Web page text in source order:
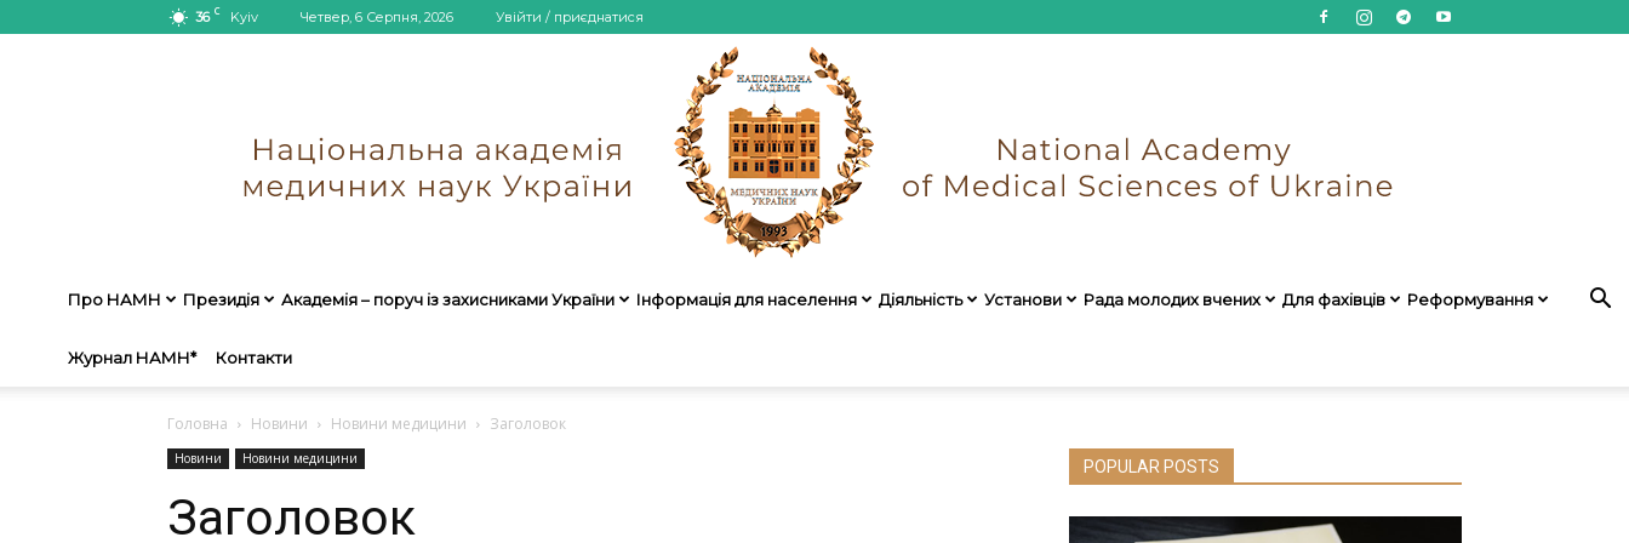
36 C Kyiv Четвер, 6 Серпня, 2026 Увійти / приєднатися
Про НАМН Президія Академія – поруч із захисниками України Інформація для населення Діяльність Установи Рада молодих вчених Для фахівців Реформування
Журнал НАМН* Контакти
Головна Новини Новини медицини Заголовок
Новини Новини медицини
Заголовок
POPULAR POSTS